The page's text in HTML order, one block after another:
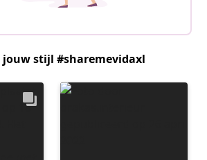
jouw stijl #sharemevidaxl